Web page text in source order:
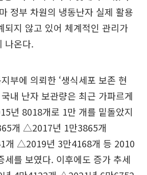
정부 차원의 냉동난자 실제 활용
되지 않고 있어 체계적인 관리가
나온다.
부에 의뢰한 ‘생식세포 보존 현
내 난자 보관량은 최근 가파르게
년 8018개로 1만 개를 밑돌았지
개 △2017년 1만3865개
개 △2019년 3만4168개 등 2010
세를 보였다. 이후에도 증가 추세